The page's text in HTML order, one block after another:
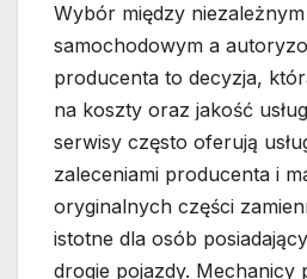
Wybór między
samochodowym a
producenta to decyzja,
na koszty oraz jakość
serwisy często oferują
zaleceniami producenta i
oryginalnych części
istotne dla osób
drogie pojazdy. Mechanicy